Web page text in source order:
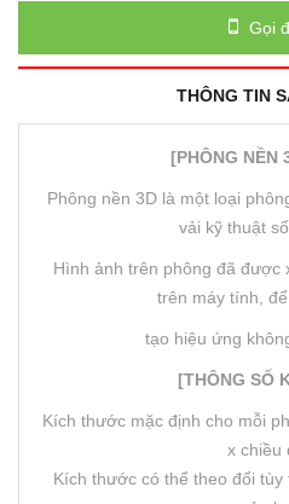
Gọi
THÔNG TIN
[PHÔNG NỀN
Phông nền 3D là một loại
vải kỹ thuật
Hình ảnh trên phông đã được
trên máy tính,
tạo hiệu ứng
[THÔNG SỐ
Kích thước mặc định cho mỗi
x chiều
Kích thước có thể theo đổi